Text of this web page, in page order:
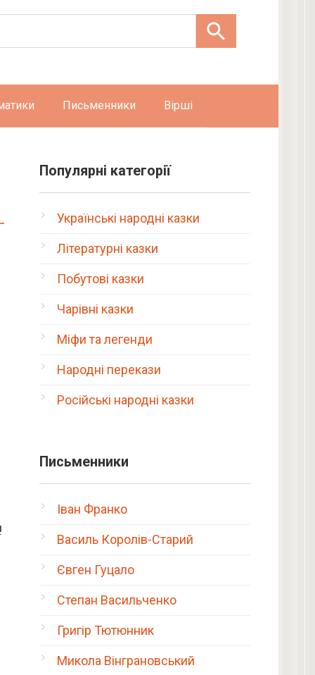
Письменники Вірші
Популярні категорії
Українські народні казки
Літературні казки
Побутові казки
Чарівні казки
Міфи та легенди
Народні перекази
Російські народні казки
Письменники
Іван Франко
Василь Королів-Старий
Євген Гуцало
Степан Васильченко
Григір Тютюнник
Микола Вінграновський